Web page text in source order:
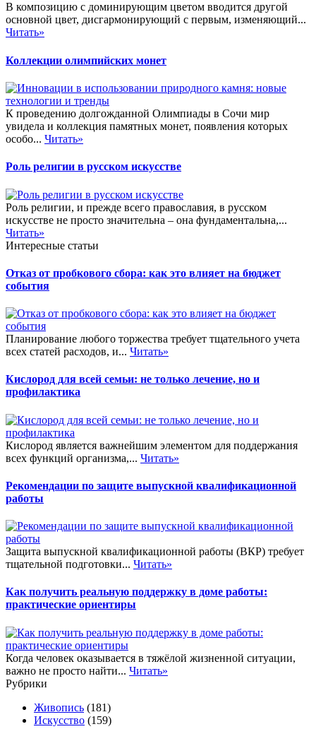
В композицию с доминирующим цветом вводится другой
основной цвет, дисгармонирующий с первым, изменяющий...
Читать»
Коллекции олимпийских монет
К проведению долгожданной Олимпиады в Сочи мир
увидела и коллекция памятных монет, появления которых
особо... Читать»
Роль религии в русском искусстве
Роль религии, и прежде всего православия, в русском
искусстве не просто значительна – она фундаментальна,...
Читать»
Интересные статьи
Отказ от пробкового сбора: как это влияет на бюджет
события
Планирование любого торжества требует тщательного учета
всех статей расходов, и... Читать»
Кислород для всей семьи: не только лечение, но и
профилактика
Кислород является важнейшим элементом для поддержания
всех функций организма,... Читать»
Рекомендации по защите выпускной квалификационной
работы
Защита выпускной квалификационной работы (ВКР) требует
тщательной подготовки... Читать»
Как получить реальную поддержку в доме работы:
практические ориентиры
Когда человек оказывается в тяжёлой жизненной ситуации,
важно не просто найти... Читать»
Рубрики
Живопись (181)
Искусство (159)